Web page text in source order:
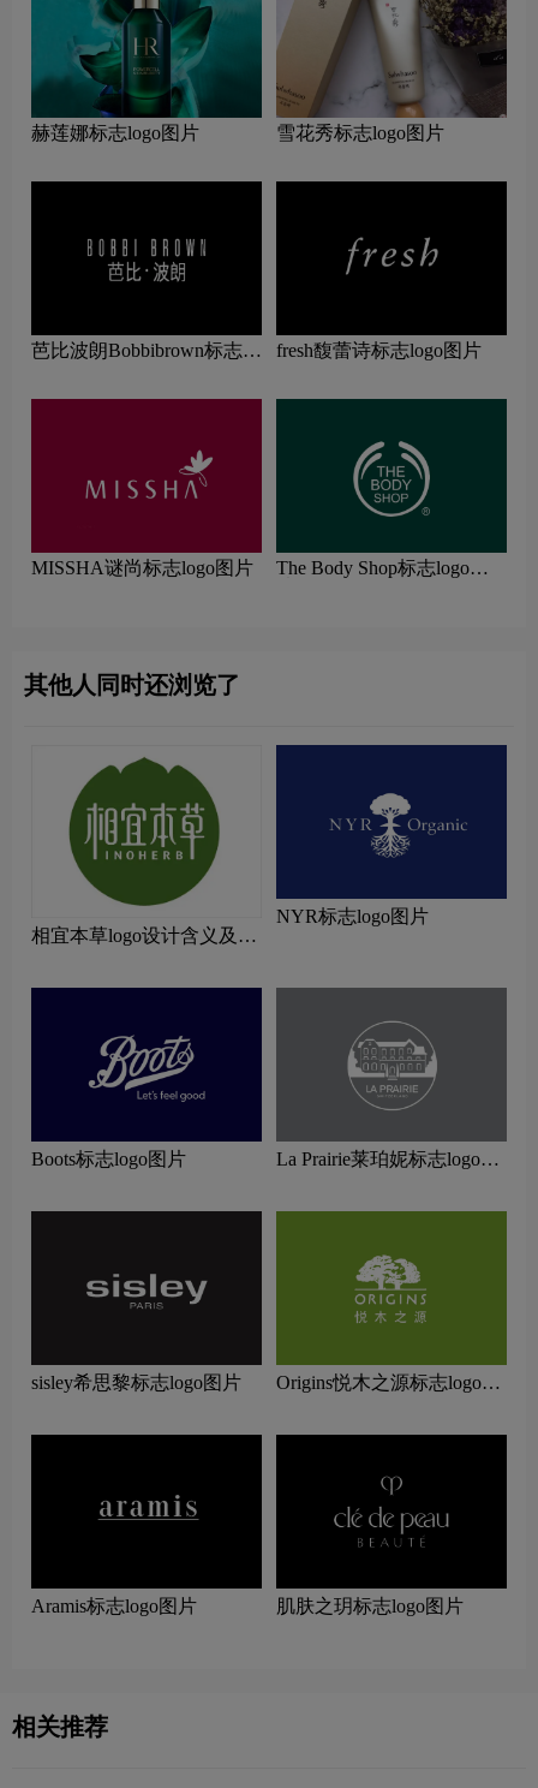
赫莲娜标志logo图片 雪花秀标志logo图片
芭比波朗Bobbibrown标志
fresh馥蕾诗标志logo图片
MISSHA谜尚标志logo图片
The Body Shop标志logo图
其他人同时还浏览了
相宜本草logo设计含义及设
NYR标志logo图片
Boots标志logo图片
La Prairie莱珀妮标志logo图
sisley希思黎标志logo图片
Origins悦木之源标志logo图
Aramis标志logo图片 肌肤之玥标志logo图片
相关推荐